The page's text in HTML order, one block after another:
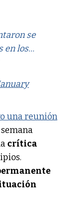
se
en los…
una reunión
crítica